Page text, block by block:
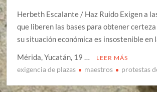
Herbeth Escalante / Haz Ruido Exigen a
que liberen las bases para obtener
su situación económica es insostenible en
Mérida, Yucatán, 19 …
LEER MÁS
exigencia de plazas maestros protestas